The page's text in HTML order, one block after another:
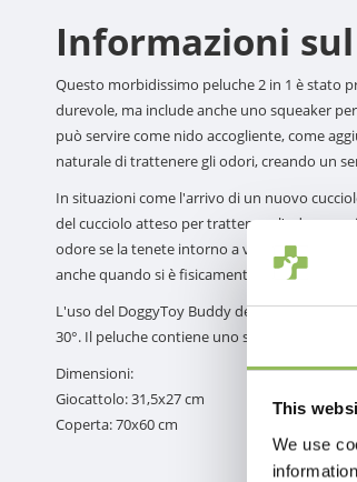
This
We use
Informazioni
Questo morbidissimo peluche 2 in 1 è stato
durevole, ma include anche uno squeaker
può servire come nido accogliente, come
naturale di trattenere gli odori, creando un
In situazioni come l'arrivo di un nuovo
del cucciolo atteso per trattenere l'odore
odore se la tenete intorno a voi e la date al
anche quando si è fisicamente assenti.
L'uso del DoggyToy Buddy deve essere
30°. Il peluche contiene uno squeaker.
Dimensioni:
Giocattolo: 31,5x27 cm
Coperta: 70x60 cm